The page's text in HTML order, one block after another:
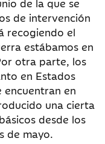
de intervención
recogiendo el
estábamos en
otra parte, los
en Estados
encuentran en
una cierta
desde los
de mayo.